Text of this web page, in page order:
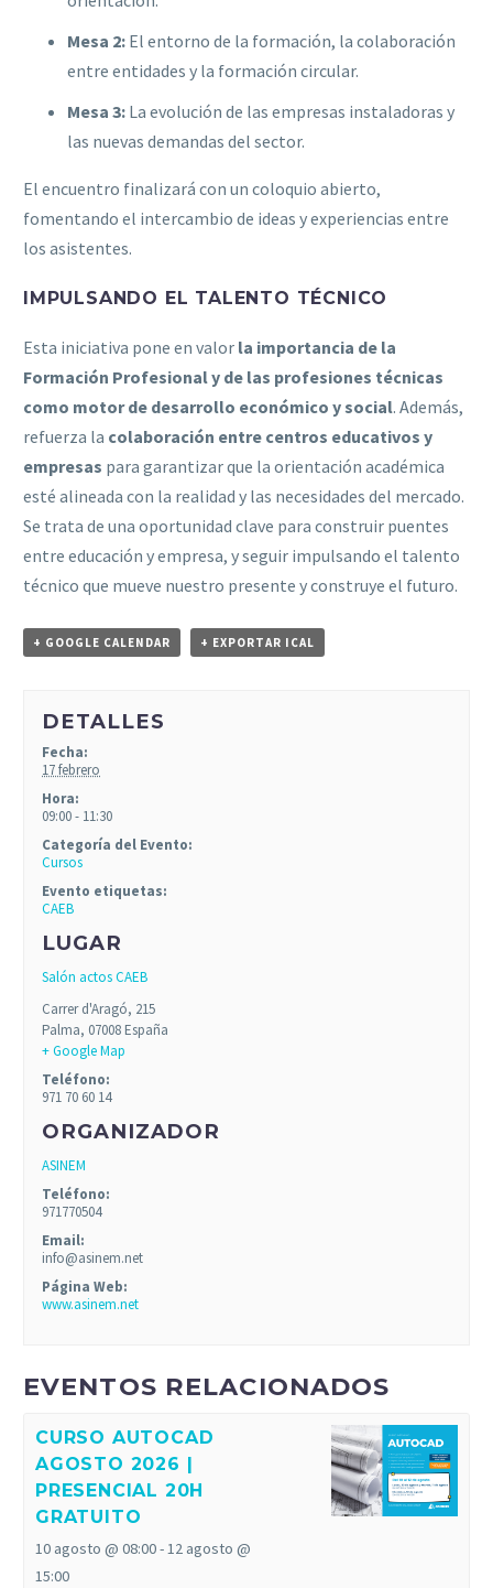
Mesa 2: El entorno de la formación, la colaboración
entre entidades y la formación circular.
Mesa 3: La evolución de las empresas instaladoras y
las nuevas demandas del sector.
El encuentro finalizará con un coloquio abierto,
fomentando el intercambio de ideas y experiencias entre
los asistentes.
IMPULSANDO EL TALENTO TÉCNICO
Esta iniciativa pone en valor la importancia de la
Formación Profesional y de las profesiones técnicas
como motor de desarrollo económico y social. Además,
refuerza la colaboración entre centros educativos y
empresas para garantizar que la orientación académica
esté alineada con la realidad y las necesidades del mercado.
Se trata de una oportunidad clave para construir puentes
entre educación y empresa, y seguir impulsando el talento
técnico que mueve nuestro presente y construye el futuro.
+ GOOGLE CALENDAR + EXPORTAR ICAL
DETALLES
Fecha:
17 febrero
Hora:
09:00 - 11:30
Categoría del Evento:
Cursos
Evento etiquetas:
CAEB
LUGAR
Salón actos CAEB
Carrer d'Aragó, 215
Palma, 07008 España
+ Google Map
Teléfono:
971 70 60 14
ORGANIZADOR
ASINEM
Teléfono:
971770504
Email:
info@asinem.net
Página Web:
www.asinem.net
EVENTOS RELACIONADOS
CURSO AUTOCAD
AGOSTO 2026 |
PRESENCIAL 20H
GRATUITO
10 agosto @ 08:00-12 agosto @
15:00